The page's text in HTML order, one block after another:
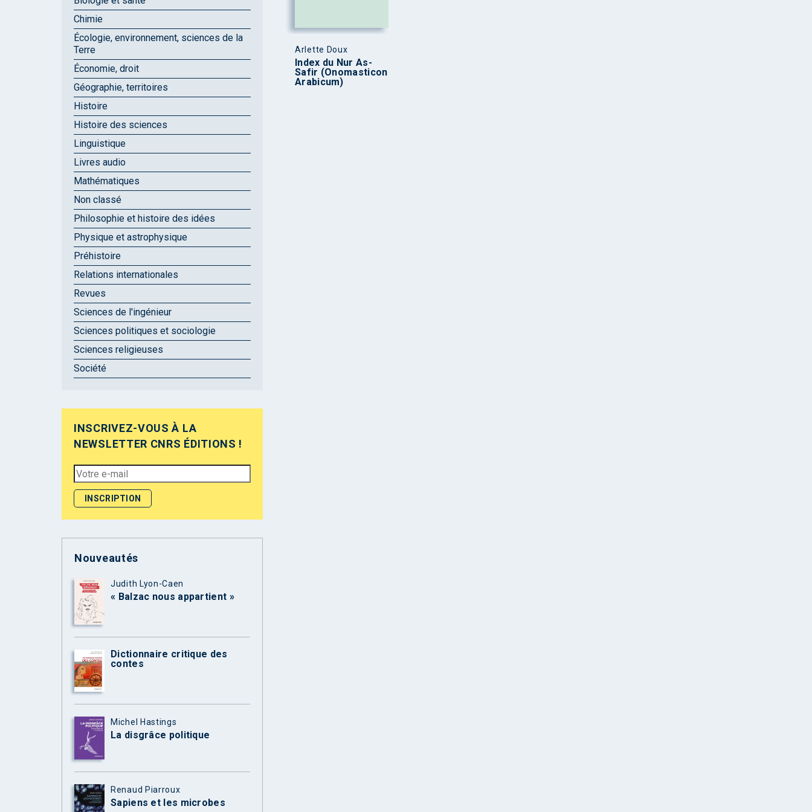
Arlette Doux
Index du Nur As-
Safir (Onomasticon
Arabicum)
Chimie
Écologie, environnement, sciences de la
Terre
Économie, droit
Géographie, territoires
Histoire
Histoire des sciences
Linguistique
Livres audio
Mathématiques
Non classé
Philosophie et histoire des idées
Physique et astrophysique
Préhistoire
Relations internationales
Revues
Sciences de l'ingénieur
Sciences politiques et sociologie
Sciences religieuses
Société
INSCRIVEZ-VOUS À LA
NEWSLETTER CNRS ÉDITIONS !
Nouveautés
Judith Lyon-Caen
« Balzac nous appartient »
Dictionnaire critique des
contes
Michel Hastings
La disgrâce politique
Renaud Piarroux
Sapiens et les microbes